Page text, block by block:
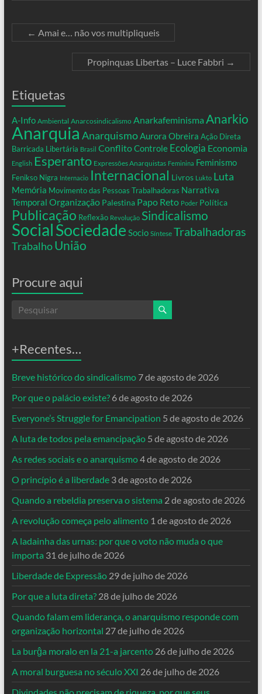
← Amai e… não vos multipliqueis
Propinquas Libertas – Luce Fabbri →
Etiquetas
A-Info Ambiental Anarcosindicalismo Anarkafeminisma Anarkio
Anarquia Anarquismo Aurora Obreira Ação Direta
Barricada Libertária Brasil ConflitoControle Ecologia Economia
English Esperanto Expressões Anarquistas Feminina Feminismo
Fenikso Nigra Internacio Internacional Livros Lukto Luta
Memória Movimento das Pessoas Trabalhadoras Narrativa
Temporal Organização Palestina Papo Reto Poder Política
Publicação Reflexão Revolução Sindicalismo
SocialSociedade Socio Síntese Trabalhadoras
Trabalho União
Procure aqui
+Recentes…
Breve histórico do sindicalismo 7 de agosto de 2026
Por que o palácio existe? 6 de agosto de 2026
Everyone’s Struggle for Emancipation 5 de agosto de 2026
A luta de todos pela emancipação 5 de agosto de 2026
As redes sociais e o anarquismo4 de agosto de 2026
O princípio é a liberdade 3 de agosto de 2026
Quando a rebeldia preserva o sistema 2 de agosto de 2026
A revolução começa pelo alimento 1 de agosto de 2026
A ladainha das urnas: por que o voto não muda o que
importa 31 de julho de 2026
Liberdade de Expressão 29 de julho de 2026
Por que a luta direta? 28 de julho de 2026
Quando falam em liderança, o anarquismo responde com
organização horizontal 27 de julho de 2026
La burĝa moralo en la 21-a jarcento 26 de julho de 2026
A moral burguesa no século XXI 26 de julho de 2026
Divindades não precisam de riqueza, por que seus